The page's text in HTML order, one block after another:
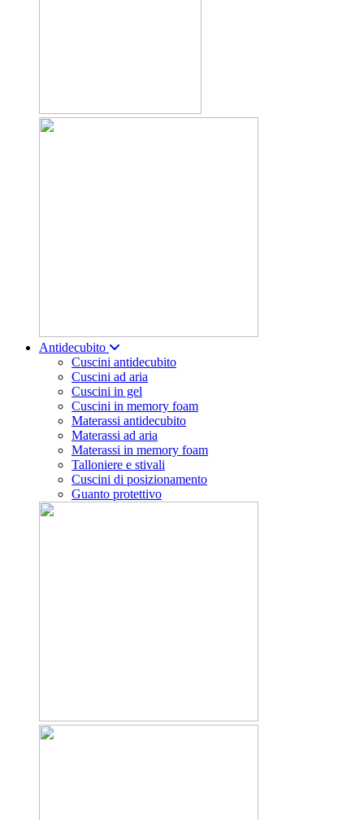
Antidecubito
Cuscini antidecubito
Cuscini ad aria
Cuscini in gel
Cuscini in memory foam
Materassi antidecubito
Materassi ad aria
Materassi in memory foam
Talloniere e stivali
Cuscini di posizionamento
Guanto protettivo